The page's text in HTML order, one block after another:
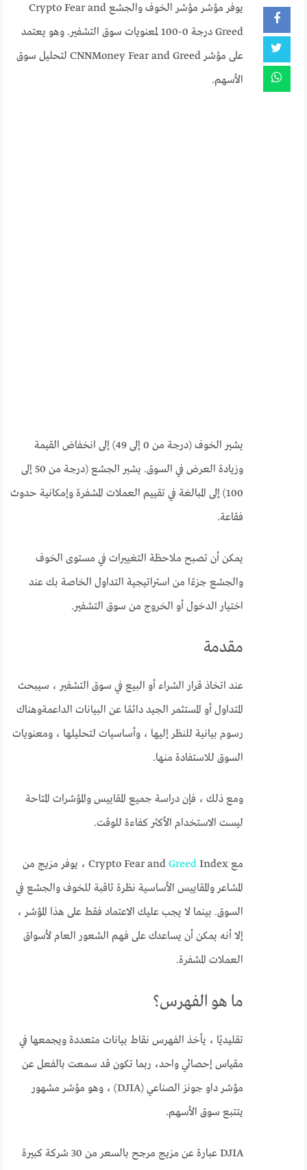
يوفر مؤشر مؤشر الخوف والجشع Crypto Fear and
Greed درجة 0-100 لمعنويات سوق التشفير. وهو يعتمد
على مؤشر CNNMoney Fear and Greed لتحليل سوق
الأسهم.
يشير الخوف (درجة من 0 إلى 49) إلى انخفاض القيمة
وزيادة العرض في السوق. يشير الجشع (درجة من 50 إلى
100) إلى المبالغة في تقييم العملات المشفرة وإمكانية حدوث
فقاعة.
يمكن أن تصبح ملاحظة التغييرات في مستوى الخوف
والجشع جزءًا من استراتيجية التداول الخاصة بك عند
اختيار الدخول أو الخروج من سوق التشفير.
مقدمة
عند اتخاذ قرار الشراء أو البيع في سوق التشفير ، سيبحث
المتداول أو المستثمر الجيد دائمًا عن البيانات الداعمةوهناك
رسوم بيانية للنظر إليها ، وأساسيات لتحليلها ، ومعنويات
السوق للاستفادة منها.
ومع ذلك ، فإن دراسة جميع المقاييس والمؤشرات المتاحة
ليست الاستخدام الأكثر كفاءة للوقت.
مع Crypto Fear and Greed
Index ، يوفر مزيج من
المشاعر والمقاييس الأساسية نظرة ثاقبة للخوف والجشع في
السوق. بينما لا يجب عليك الاعتماد فقط على هذا المؤشر ،
إلا أنه يمكن أن يساعدك على فهم الشعور العام لأسواق
العملات المشفرة.
ما هو الفهرس؟
تقليديًا ، يأخذ الفهرس نقاط بيانات متعددة ويجمعها في
مقياس إحصائي واحد، ربما تكون قد سمعت بالفعل عن
مؤشر داو جونز الصناعي (DJIA) ، وهو مؤشر مشهور
يتتبع سوق الأسهم.
DJIA عبارة عن مزيج مرجح بالسعر من 30 شركة كبيرة